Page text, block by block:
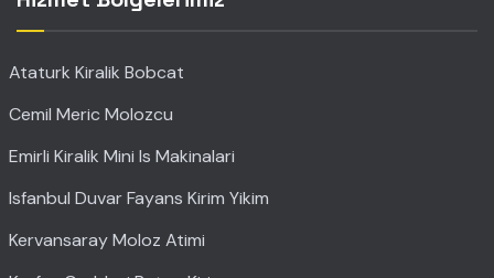
Ataturk Kiralik Bobcat
Cemil Meric Molozcu
Emirli Kiralik Mini Is Makinalari
Isfanbul Duvar Fayans Kirim Yikim
Kervansaray Moloz Atimi